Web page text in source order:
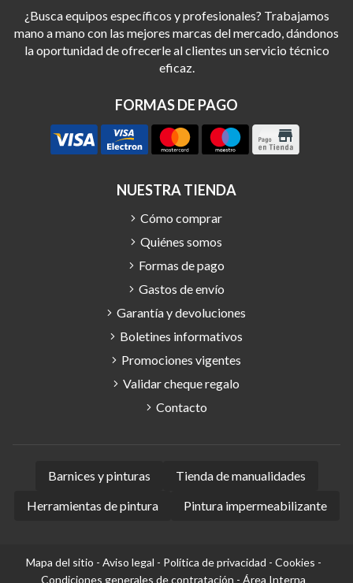
¿Busca equipos específicos y profesionales? Trabajamos
mano a mano con las mejores marcas del mercado, dándonos
la oportunidad de ofrecerle al clientes un servicio técnico
eficaz.
FORMAS DE PAGO
NUESTRA TIENDA
Cómo comprar
Quiénes somos
Formas de pago
Gastos de envío
Garantía y devoluciones
Boletines informativos
Promociones vigentes
Validar cheque regalo
Contacto
Barnices y pinturas
Tienda de manualidades
Herramientas de pintura
Pintura impermeabilizante
Mapa del sitio - Aviso legal - Política de privacidad - Cookies -
Condiciones generales de contratación - Área Interna